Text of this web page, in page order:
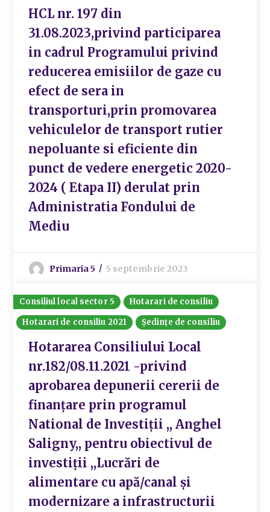
HCL nr. 197 din
31.08.2023,privind participarea
in cadrul Programului privind
reducerea emisiilor de gaze cu
efect de sera in
transporturi,prin promovarea
vehiculelor de transport rutier
nepoluante si eficiente din
punct de vedere energetic 2020-
2024 ( Etapa II) derulat prin
Administratia Fondului de
Mediu
Primaria 5 5 septembrie 2023
Consiliul local sector 5
Hotarari de consiliu
Hotarari de consiliu 2021
Ședințe de consiliu
Hotararea Consiliului Local
nr.182/08.11.2021 -privind
aprobarea depunerii cererii de
finanțare prin programul
National de Investiții ,, Anghel
Saligny,, pentru obiectivul de
investiții ,,Lucrări de
alimentare cu apă/canal și
modernizare a infrastructurii